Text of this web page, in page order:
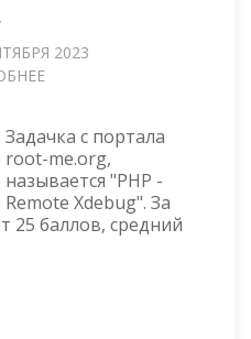
2023
PHP
-
REMOTE
XDEBUG
Задачка с портала
root-me.org,
называется "PHP -
Remote Xdebug". За
25 баллов, средний